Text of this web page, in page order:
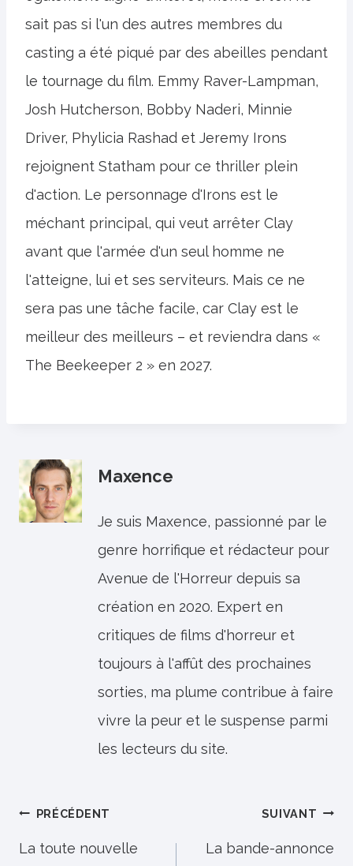
sait pas si l'un des autres membres du
casting a été piqué par des abeilles pendant
le tournage du film. Emmy Raver-Lampman,
Josh Hutcherson, Bobby Naderi, Minnie
Driver, Phylicia Rashad et Jeremy Irons
rejoignent Statham pour ce thriller plein
d'action. Le personnage d'Irons est le
méchant principal, qui veut arrêter Clay
avant que l'armée d'un seul homme ne
l'atteigne, lui et ses serviteurs. Mais ce ne
sera pas une tâche facile, car Clay est le
meilleur des meilleurs – et reviendra dans «
The Beekeeper 2 » en 2027.
Maxence
Je suis Maxence, passionné par le
genre horrifique et rédacteur pour
Avenue de l'Horreur depuis sa
création en 2020. Expert en
critiques de films d'horreur et
toujours à l'affût des prochaines
sorties, ma plume contribue à faire
vivre la peur et le suspense parmi
les lecteurs du site.
Navigation
de
PRÉCÉDENT
La toute nouvelle
SUIVANT
La bande-annonce